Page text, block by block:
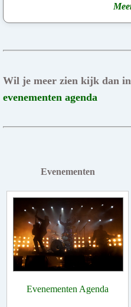
Wil je meer zien kijk dan
evenementen agenda
Evenementen
Evenementen Agenda